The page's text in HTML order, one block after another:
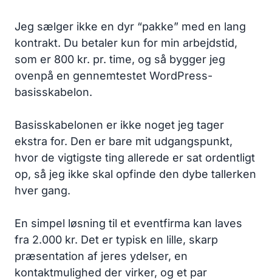
Jeg sælger ikke en dyr “pakke” med en lang
kontrakt. Du betaler kun for min arbejdstid,
som er 800 kr. pr. time, og så bygger jeg
ovenpå en gennemtestet WordPress-
basisskabelon.
Basisskabelonen er ikke noget jeg tager
ekstra for. Den er bare mit udgangspunkt,
hvor de vigtigste ting allerede er sat ordentligt
op, så jeg ikke skal opfinde den dybe tallerken
hver gang.
En simpel løsning til et eventfirma kan laves
fra 2.000 kr. Det er typisk en lille, skarp
præsentation af jeres ydelser, en
kontaktmulighed der virker, og et par